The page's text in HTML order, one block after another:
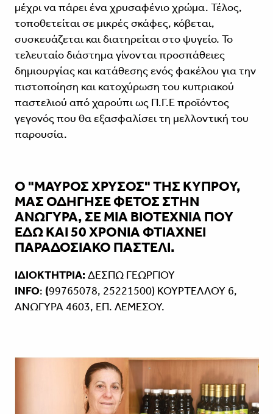
μέχρι να πάρει ένα χρυσαφένιο χρώμα. Τέλος,
τοποθετείται σε μικρές σκάφες, κόβεται,
συσκευάζεται και διατηρείται στο ψυγείο. Το
τελευταίο διάστημα γίνονται προσπάθειες
δημιουργίας και κατάθεσης ενός φακέλου για την
πιστοποίηση και κατοχύρωση του κυπριακού
παστελιού από χαρούπι ως Π.Γ.Ε προϊόντος
γεγονός που θα εξασφαλίσει τη μελλοντική του
παρουσία.
Ο "ΜΑΥΡΟΣ ΧΡΥΣΟΣ" ΤΗΣ ΚΥΠΡΟΥ,
ΜΑΣ ΟΔΗΓΗΣΕ ΦΕΤΟΣ ΣΤΗΝ
ΑΝΩΓΥΡΑ, ΣΕ ΜΙΑ ΒΙΟΤΕΧΝΙΑ ΠΟΥ
ΕΔΩ ΚΑΙ 50 ΧΡΟΝΙΑ ΦΤΙΑΧΝΕΙ
ΠΑΡΑΔΟΣΙΑΚΟ ΠΑΣΤΕΛΙ.
ΙΔΙΟΚΤΗΤΡΙΑ: ΔΕΣΠΩ ΓΕΩΡΓΙΟΥ
INFO: (99765078, 25221500) ΚΟΥΡΤΕΛΛΟΥ 6,
ΑΝΩΓΥΡΑ 4603, ΕΠ. ΛΕΜΕΣΟΥ.